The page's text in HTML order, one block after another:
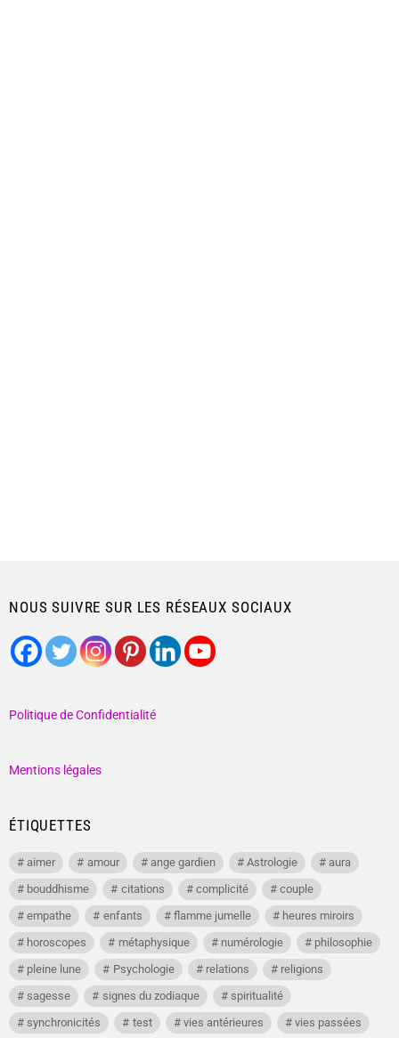
NOUS SUIVRE SUR LES RÉSEAUX SOCIAUX
Politique de Confidentialité
Mentions légales
ÉTIQUETTES
aimer amour ange gardien Astrologie
aura
bouddhisme
citations complicité
couple
empathe
enfants flamme jumelle
heures miroirs
horoscopes
métaphysique numérologie
philosophie
pleine lune
Psychologie relations
religions
sagesse
signes du zodiaque
spiritualité
synchronicités
test vies antérieures vies passées